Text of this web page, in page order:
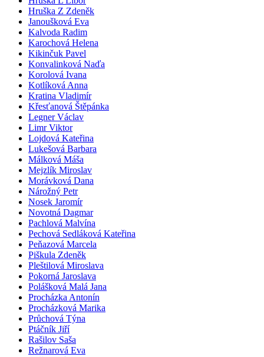
Hruška Z Zdeněk
Janoušková Eva
Kalvoda Radim
Karochová Helena
Kikinčuk Pavel
Konvalinková Naďa
Korolová Ivana
Kotlíková Anna
Kratina Vladimír
Křesťanová Štěpánka
Legner Václav
Limr Viktor
Lojdová Kateřina
Lukešová Barbara
Málková Máša
Mejzlík Miroslav
Morávková Dana
Nárožný Petr
Nosek Jaromír
Novotná Dagmar
Pachlová Malvína
Pechová Sedláková Kateřina
Peňazová Marcela
Piškula Zdeněk
Pleštilová Miroslava
Pokorná Jaroslava
Polášková Malá Jana
Procházka Antonín
Procházková Marika
Průchová Týna
Ptáčník Jiří
Rašilov Saša
Režnarová Eva